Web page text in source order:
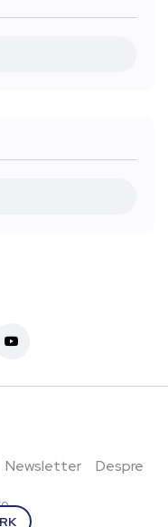
Newsletter Despre